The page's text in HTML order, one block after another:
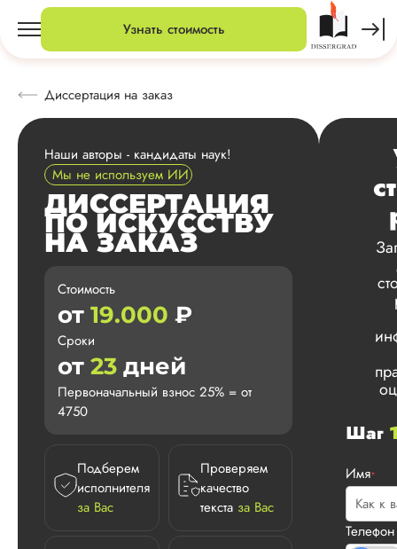
Узнать стоимость
Диссертация на заказ
Наши авторы - кандидаты наук!
Мы не используем ИИ
ДИССЕРТАЦИЯ
ПО ИСКУССТВУ
НА ЗАКАЗ
Стоимость
от 19.000 ₽
Сроки
от 23 дней
Первоначальный взнос 25% = от
4750
Подберем
исполнителя
за Вас
Проверяем
качество
текста за Вас
Шаг
Имя*